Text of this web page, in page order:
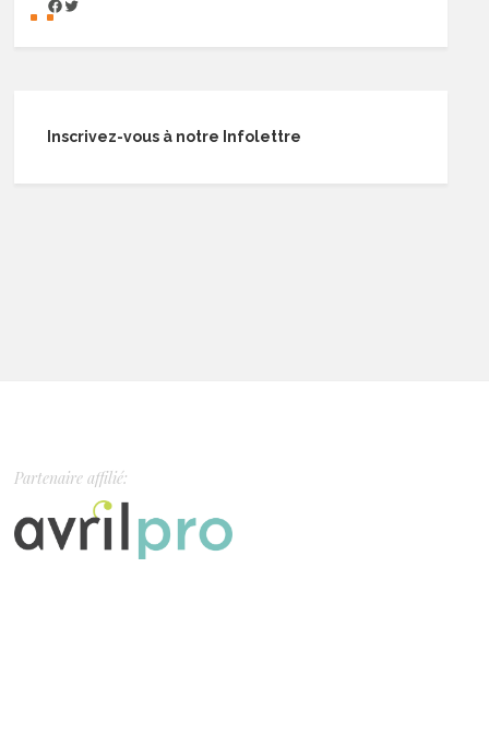
Inscrivez-vous à notre Infolettre
Partenaire affilié: